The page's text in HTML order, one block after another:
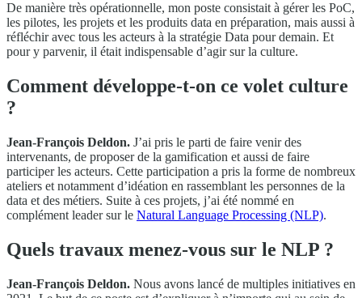
De manière très opérationnelle, mon poste consistait à gérer les PoC,
les pilotes, les projets et les produits data en préparation, mais aussi à
réfléchir avec tous les acteurs à la stratégie Data pour demain. Et
pour y parvenir, il était indispensable d’agir sur la culture.
Comment développe-t-on ce volet culture
?
Jean-François Deldon. J’ai pris le parti de faire venir des
intervenants, de proposer de la gamification et aussi de faire
participer les acteurs. Cette participation a pris la forme de nombreux
ateliers et notamment d’idéation en rassemblant les personnes de la
data et des métiers. Suite à ces projets, j’ai été nommé en
complément leader sur le Natural Language Processing (NLP).
Quels travaux menez-vous sur le NLP ?
Jean-François Deldon. Nous avons lancé de multiples initiatives en